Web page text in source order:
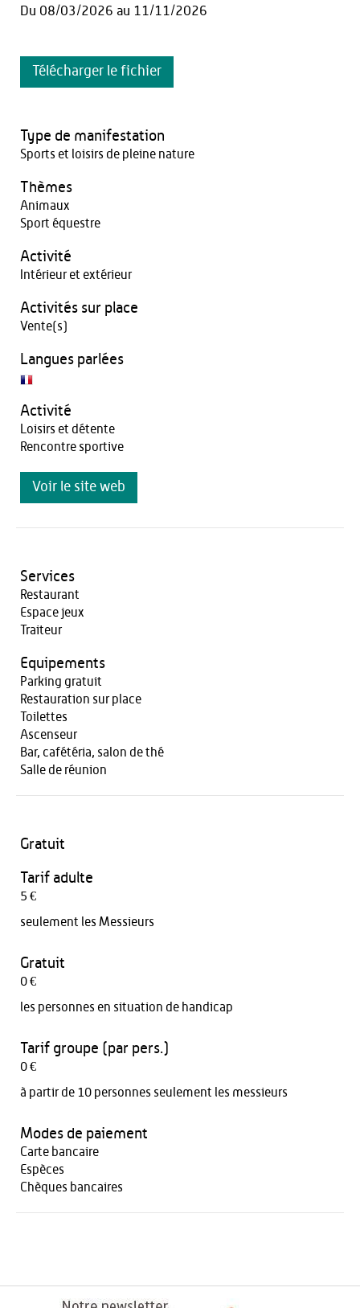
Du 08/03/2026 au 11/11/2026
Télécharger le fichier
Type de manifestation
Sports et loisirs de pleine nature
Thèmes
Animaux
Sport équestre
Activité
Intérieur et extérieur
Activités sur place
Vente(s)
Langues parlées
Activité
Loisirs et détente
Rencontre sportive
Voir le site web
Services
Restaurant
Espace jeux
Traiteur
Equipements
Parking gratuit
Restauration sur place
Toilettes
Ascenseur
Bar, cafétéria, salon de thé
Salle de réunion
Gratuit
Tarif adulte
5 €
seulement les Messieurs
Gratuit
0 €
les personnes en situation de handicap
Tarif groupe (par pers.)
0 €
à partir de 10 personnes seulement les messieurs
Modes de paiement
Carte bancaire
Espèces
Chèques bancaires